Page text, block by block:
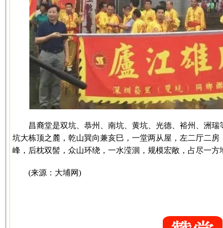
昌裔堂是双坑、恭州、南坑、黄坑、光德、裕州、洲
坑大栋顶之麓，乾山巽向兼亥巳，一堂两从屋，左二厅二
峰，后枕双髻，众山环绕，一水滢洄，规模宏敞，占尽一方
(来源：大埔网)